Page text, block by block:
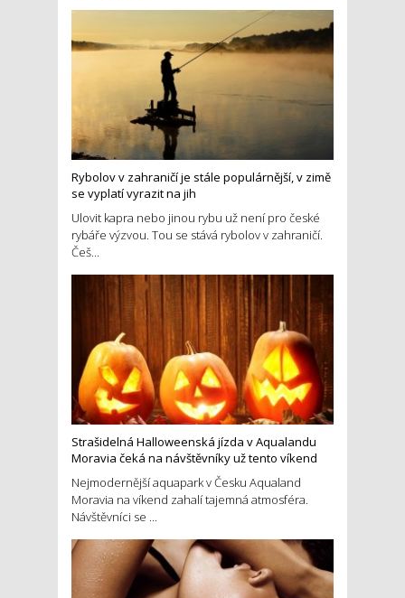
Rybolov v zahraničí je stále populárnější, v zimě
se vyplatí vyrazit na jih
Ulovit kapra nebo jinou rybu už není pro české
rybáře výzvou. Tou se stává rybolov v zahraničí.
Češ...
Strašidelná Halloweenská jízda v Aqualandu
Moravia čeká na návštěvníky už tento víkend
Nejmodernější aquapark v Česku Aqualand
Moravia na víkend zahalí tajemná atmosféra.
Návštěvníci se ...